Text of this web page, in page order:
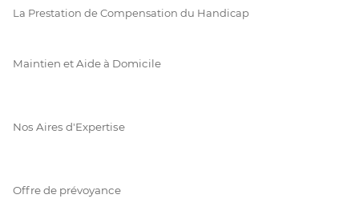
La Prestation de Compensation du Handicap
Maintien et Aide à Domicile
Nos Aires d'Expertise
Offre de prévoyance